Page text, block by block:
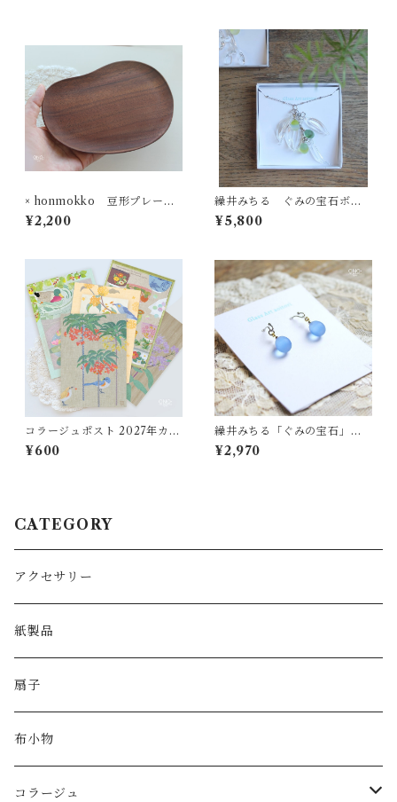
× honmokko 豆形プレート
ウオールナット
¥2,200
繰井みちる ぐみの宝石ボタ
ニカルネックレス(3粒3葉)
¥5,800
コラージュポスト 2027年カレ
ンダー 5枚Set
¥600
繰井みちる「ぐみの宝石」イ
ヤリング・ピアス - A
¥2,970
CATEGORY
アクセサリー
紙製品
扇子
布小物
コラージュ